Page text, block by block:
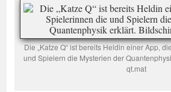
Die „Katze Q“ ist bereits Heldin einer App,
und Spielern die Mysterien der
qt.mat